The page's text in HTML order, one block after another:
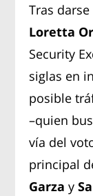
Tras
Loretta
Security
siglas en
posible
–quien
vía del
principal
Garza y